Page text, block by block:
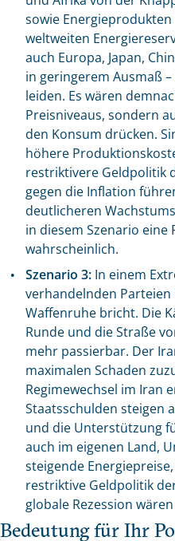
sowie
weltweiten
auch Europa, Japan,
in geringerem Ausmaß
leiden. Es wären
Preisniveaus, sondern
den Konsum drücken.
höhere
restriktivere Geldpolitik
gegen die Inflation
deutlicheren
in diesem Szenario eine
wahrscheinlich.
Szenario 3: In einem
verhandelnden
Waffenruhe bricht. Die
Runde und die Straße
mehr passierbar. Der
maximalen Schaden
Regimewechsel im Iran
Staatsschulden steigen
und die Unterstützung
auch im eigenen Land,
steigende
restriktive Geldpolitik
globale Rezession
Bedeutung für Ihr